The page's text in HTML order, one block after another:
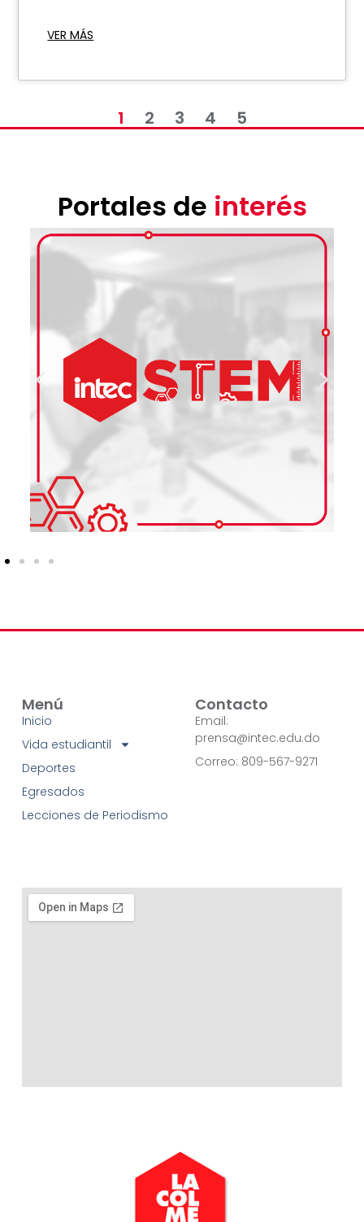
VER MÁS
1 2 3 4 5
Portales de interés
Menú
Inicio
Vida estudiantil
Deportes
Egresados
Lecciones de Periodismo
Contacto
Email:
prensa@intec.edu.do
Correo: 809-567-9271